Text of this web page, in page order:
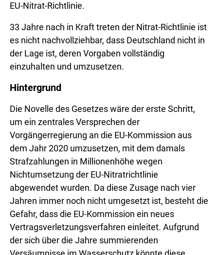
EU-Nitrat-Richtlinie.
33 Jahre nach in Kraft treten der Nitrat-Richtlinie ist
es nicht nachvollziehbar, dass Deutschland nicht in
der Lage ist, deren Vorgaben vollständig
einzuhalten und umzusetzen.
Hintergrund
Die Novelle des Gesetzes wäre der erste Schritt,
um ein zentrales Versprechen der
Vorgängerregierung an die EU-Kommission aus
dem Jahr 2020 umzusetzen, mit dem damals
Strafzahlungen in Millionenhöhe wegen
Nichtumsetzung der EU-Nitratrichtlinie
abgewendet wurden. Da diese Zusage nach vier
Jahren immer noch nicht umgesetzt ist, besteht die
Gefahr, dass die EU-Kommission ein neues
Vertragsverletzungsverfahren einleitet. Aufgrund
der sich über die Jahre summierenden